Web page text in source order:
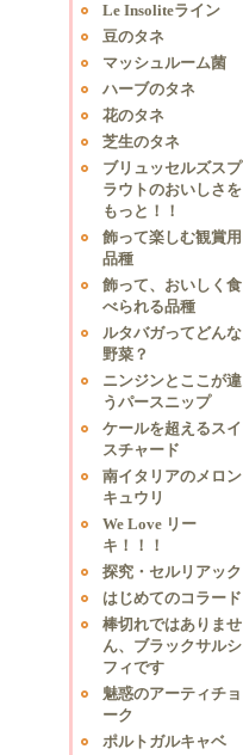
Le Insoliteライン
豆のタネ
マッシュルーム菌
ハーブのタネ
花のタネ
芝生のタネ
ブリュッセルズスプ
ラウトのおいしさを
もっと！！
飾って楽しむ観賞用
品種
飾って、おいしく食
べられる品種
ルタバガってどんな
野菜？
ニンジンとここが違
うパースニップ
ケールを超えるスイ
スチャード
南イタリアのメロン
キュウリ
We Love リー
キ！！！
探究・セルリアック
はじめてのコラード
棒切れではありませ
ん、ブラックサルシ
フィです
魅惑のアーティチョ
ーク
ポルトガルキャベ